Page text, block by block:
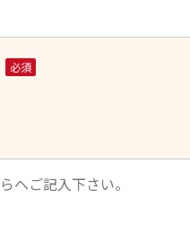
必須